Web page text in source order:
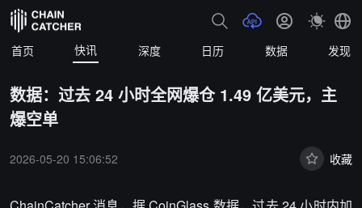
首页 快讯 深度 日历 数据 发现
数据：过去 24 小时全网爆仓 1.49 亿美元，主
爆空单
2026-05-20 15:06:52 收藏